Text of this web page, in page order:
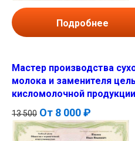
Подробнее
Мастер производства
молока и заменителя
кисломолочной продукции
13 500 От 8 000 ₽